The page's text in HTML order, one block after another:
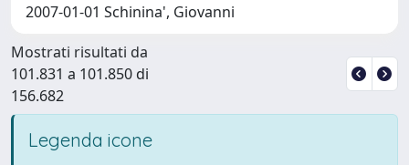
2007-01-01 Schinina', Giovanni
Mostrati risultati da
101.831 a 101.850 di
156.682
Legenda icone